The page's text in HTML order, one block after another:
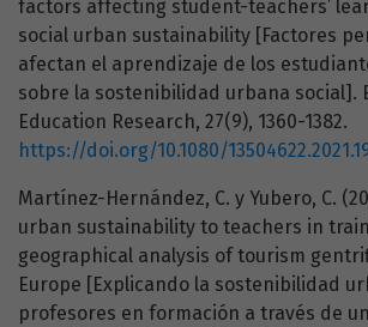
factors affecting student-teachers’
social urban sustainability [Factores
afectan el aprendizaje de los
sobre la sostenibilidad urbana social].
Education Research, 27(9), 1360-1382.
https://doi.org/10.1080/
Martínez-Hernández, C. y Yubero, C.
urban sustainability to teachers in
geographical analysis of tourism
Europe [Explicando la sostenibilidad
profesores en formación a través de